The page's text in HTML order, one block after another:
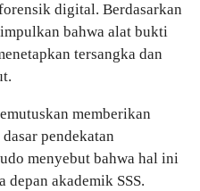
digital. Berdasarkan
bahwa alat bukti
tersangka dan
memberikan
pendekatan
menyebut bahwa hal ini
depan akademik SSS.